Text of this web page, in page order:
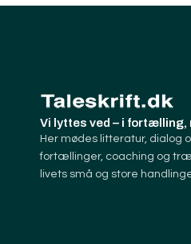
Vi lyttes ved – i
Her mødes litteratur, dialog
fortællinger, coaching og
livets små og store